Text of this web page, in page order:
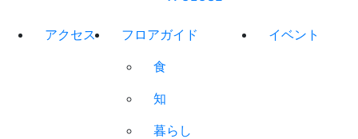
アクセス
フロアガイド
食
知
暮らし
イベント